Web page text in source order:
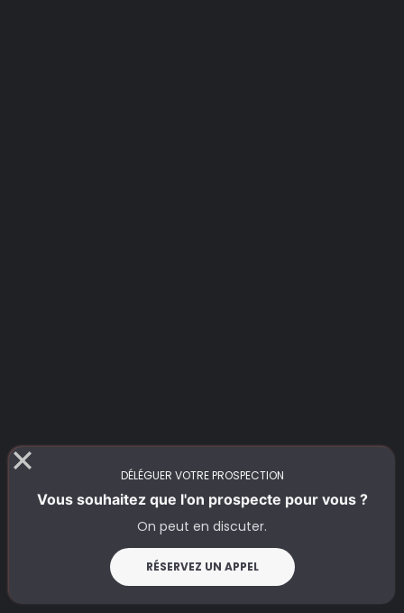
DÉLÉGUER VOTRE PROSPECTION
Vous souhaitez que l'on prospecte pour vous ?
On peut en discuter.
RÉSERVEZ UN APPEL